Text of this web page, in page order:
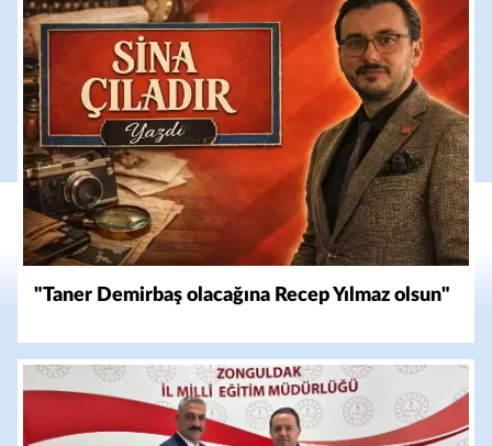
"Taner Demirbaş olacağına Recep Yılmaz olsun"